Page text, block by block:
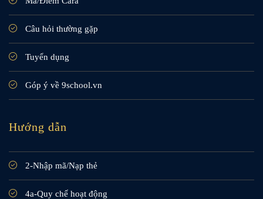
Câu hỏi thường gặp
Tuyển dụng
Góp ý về 9school.vn
Hướng dẫn
2-Nhập mã/Nạp thẻ
4a-Quy chế hoạt động